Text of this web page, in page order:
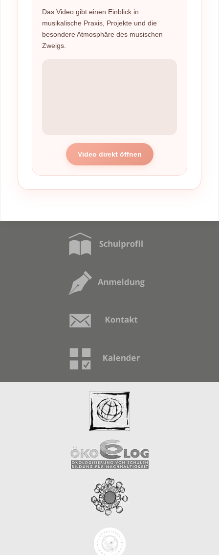
Das Video gibt einen Einblick in
musikalische Praxis, Projekte und die
besondere Atmosphäre des musischen
Zweigs.
Video direkt öffnen